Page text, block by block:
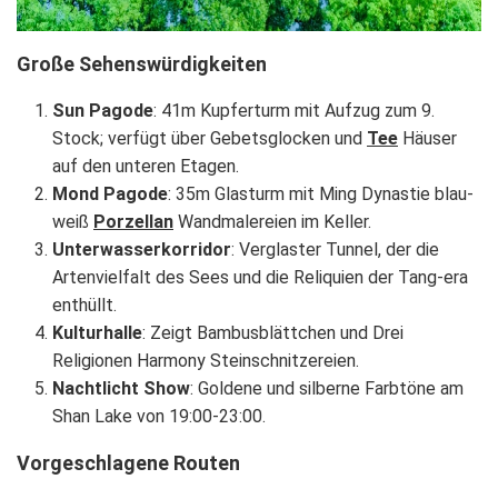
Große Sehenswürdigkeiten
Sun Pagode: 41m Kupferturm mit Aufzug zum 9.
Stock; verfügt über Gebetsglocken und Tee Häuser
auf den unteren Etagen.
Mond Pagode: 35m Glasturm mit Ming Dynastie blau-
weiß Porzellan Wandmalereien im Keller.
Unterwasserkorridor: Verglaster Tunnel, der die
Artenvielfalt des Sees und die Reliquien der Tang-era
enthüllt.
Kulturhalle: Zeigt Bambusblättchen und Drei
Religionen Harmony Steinschnitzereien.
Nachtlicht Show: Goldene und silberne Farbtöne am
Shan Lake von 19:00-23:00.
Vorgeschlagene Routen